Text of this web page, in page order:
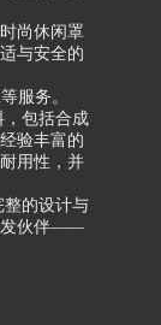
尚休闲罩
与安全的
服务。
，包括合成
验丰富的
用性，并
整的设计与
发伙伴——